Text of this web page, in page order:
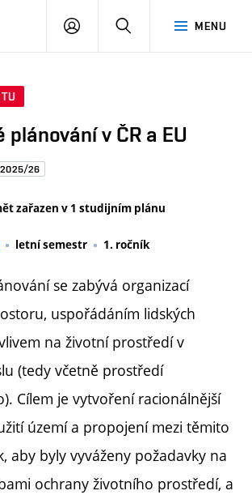
MENU
PŘIHLÁSIT
v ČR a EU
2025/26
zařazen v 1 studijním plánu
letní semestr 1. ročník
se zabývá organizací
uspořádáním lidských
na životní prostředí v
(tedy včetně prostředí
Cílem je vytvoření racionálnější
území a propojení mezi těmito
aby byly vyváženy požadavky na
ochrany životního prostředí, a